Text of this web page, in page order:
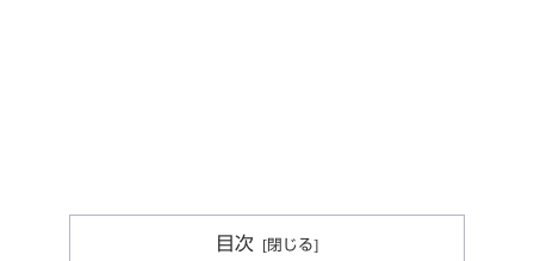
目次